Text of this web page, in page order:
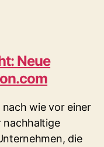
Neue
wie vor einer
nachhaltige
die